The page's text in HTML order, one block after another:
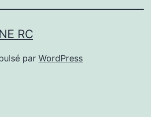
RC
par WordPress